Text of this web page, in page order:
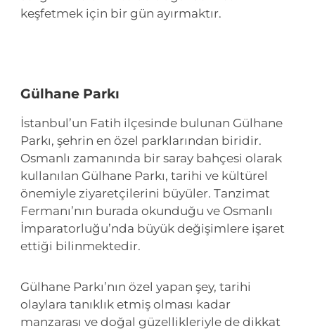
keşfetmek için bir gün ayırmaktır.
Gülhane Parkı
İstanbul’un Fatih ilçesinde bulunan Gülhane
Parkı, şehrin en özel parklarından biridir.
Osmanlı zamanında bir saray bahçesi olarak
kullanılan Gülhane Parkı, tarihi ve kültürel
önemiyle ziyaretçilerini büyüler. Tanzimat
Fermanı’nın burada okunduğu ve Osmanlı
İmparatorluğu’nda büyük değişimlere işaret
ettiği bilinmektedir.
Gülhane Parkı’nın özel yapan şey, tarihi
olaylara tanıklık etmiş olması kadar
manzarası ve doğal güzellikleriyle de dikkat